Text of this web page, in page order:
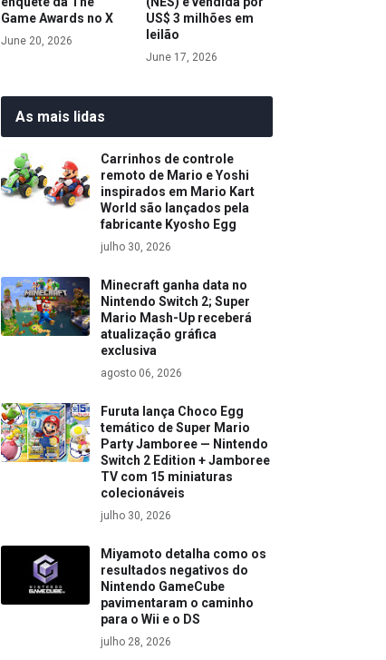
Game Awards no X
June 20, 2026
US$ 3 milhões em
leilão
June 17, 2026
As mais lidas
Carrinhos de controle
remoto de Mario e Yoshi
inspirados em Mario Kart
World são lançados pela
fabricante Kyosho Egg
julho 30, 2026
Minecraft ganha data no
Nintendo Switch 2; Super
Mario Mash-Up receberá
atualização gráfica
exclusiva
agosto 06, 2026
Furuta lança Choco Egg
temático de Super Mario
Party Jamboree — Nintendo
Switch 2 Edition + Jamboree
TV com 15 miniaturas
colecionáveis
julho 30, 2026
Miyamoto detalha como os
resultados negativos do
Nintendo GameCube
pavimentaram o caminho
para o Wii e o DS
julho 28, 2026